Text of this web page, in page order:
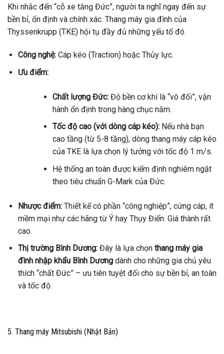
Khi nhắc đến “cỗ xe tăng Đức”, người ta nghĩ ngay đến sự
bền bỉ, ổn định và chính xác. Thang máy gia đình của
Thyssenkrupp (TKE) hội tụ đầy đủ những yếu tố đó.
Công nghệ:Cáp kéo (Traction) hoặc Thủy lực.
Ưu điểm:
Chất lượng Đức:Độ bền cơ khí là “vô đối”, vận
hành ổn định trong hàng chục năm.
Tốc độ cao (với dòng cáp kéo):Nếu nhà bạn
cao tầng (từ 5-8 tầng), dòng thang máy cáp kéo
của TKE là lựa chọn lý tưởng với tốc độ 1 m/s.
Hệ thống an toàn được kiểm định nghiêm ngặt
theo tiêu chuẩn G-Mark của Đức.
Nhược điểm:Thiết kế có phần “công nghiệp”, cứng cáp, ít
mềm mại như các hãng từ Ý hay Thụy Điển. Giá thành rất
cao.
Thị trường Bình Dương:Đây là lựa chọn thang máy gia
đình nhập khẩu Bình Dươngdành cho những gia chủ yêu
thích “chất Đức” – ưu tiên tuyệt đối cho sự bền bỉ, an toàn
và tốc độ.
5. Thang máy Mitsubishi (Nhật Bản)